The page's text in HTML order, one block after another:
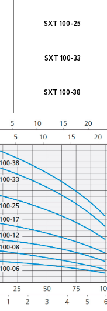
SXT 100-25
SXT 100-33
SXT 100-38